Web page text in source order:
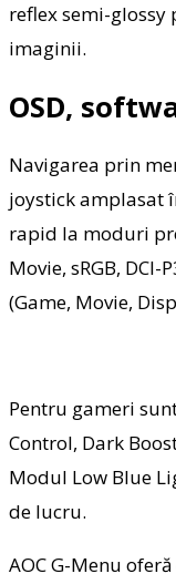
reflex semi-glossy
imaginii.
OSD,
Navigarea prin
joystick amplasat
rapid la moduri
Movie, sRGB,
(Game, Movie,
Pentru gameri
Control, Dark
Modul Low Blue
de lucru.
AOC G-Menu